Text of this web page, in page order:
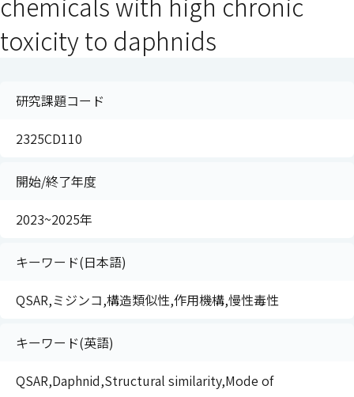
toxicity to daphnids
研究課題コード
2325CD110
開始/終了年度
2023~2025年
キーワード(日本語)
QSAR,ミジンコ,構造類似性,作用機構,慢性毒性
キーワード(英語)
QSAR,Daphnid,Structural similarity,Mode of